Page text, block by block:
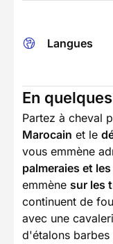
Langues
En
Partez à cheval
Marocain et le
vous emmène
palmeraies et
emmène sur les
continuent de
avec une
d'étalons